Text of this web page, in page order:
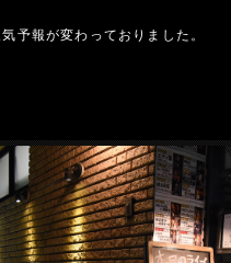
予報が変わっておりました。